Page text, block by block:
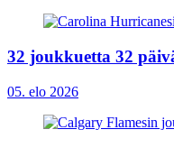
32 joukkuetta 32
05. elo 2026